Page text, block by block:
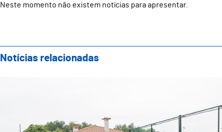
Neste momento não existem notícias para apresentar.
Notícias relacionadas